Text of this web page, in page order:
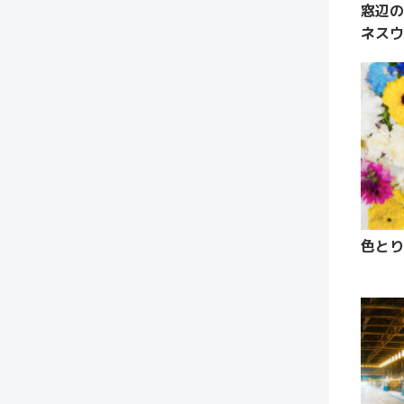
窓辺
ネス
色と